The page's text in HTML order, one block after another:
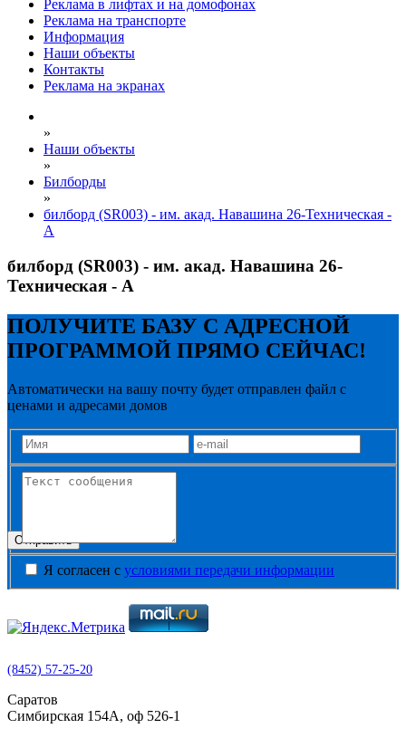
Реклама в лифтах и на домофонах
Реклама на транспорте
Информация
Наши объекты
Контакты
Реклама на экранах
»
Наши объекты
»
Билборды
»
билборд (SR003) - им. акад. Навашина 26-Техническая -
А
билборд (SR003) - им. акад. Навашина 26-
Техническая - А
ПОЛУЧИТЕ БАЗУ С АДРЕСНОЙ
ПРОГРАММОЙ ПРЯМО СЕЙЧАС!
Автоматически на вашу почту будет отправлен файл с
ценами и адресами домов
Я согласен с условиями передачи информации
Отправить
(8452) 57-25-20
Саратов
Симбирская 154А, оф 526-1